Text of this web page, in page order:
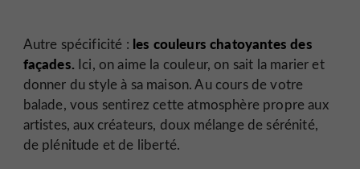
Autre spécificité : les couleurs chatoyantes des
façades. Ici, on aime la couleur, on sait la marier et
donner du style à sa maison. Au cours de votre
balade, vous sentirez cette atmosphère propre aux
artistes, aux créateurs, doux mélange de sérénité,
de plénitude et de liberté.